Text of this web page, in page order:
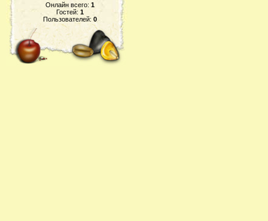
Онлайн всего: 1
Гостей: 1
Пользователей: 0